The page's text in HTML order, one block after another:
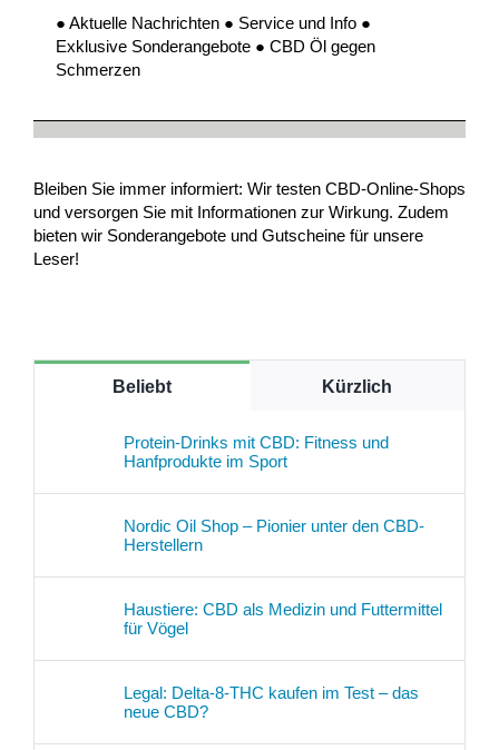
● Aktuelle Nachrichten ● Service und Info ●
Exklusive Sonderangebote ● CBD Öl gegen
Schmerzen
Bleiben Sie immer informiert: Wir testen CBD-Online-Shops
und versorgen Sie mit Informationen zur Wirkung. Zudem
bieten wir Sonderangebote und Gutscheine für unsere
Leser!
Beliebt Kürzlich
Protein-Drinks mit CBD: Fitness und
Hanfprodukte im Sport
Nordic Oil Shop – Pionier unter den CBD-
Herstellern
Haustiere: CBD als Medizin und Futtermittel
für Vögel
Legal: Delta-8-THC kaufen im Test – das
neue CBD?